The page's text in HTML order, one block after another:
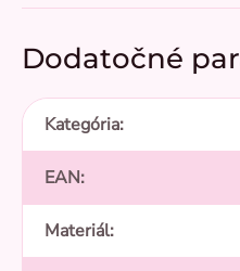
Dodatočné
Kategória:
EAN:
Materiál: